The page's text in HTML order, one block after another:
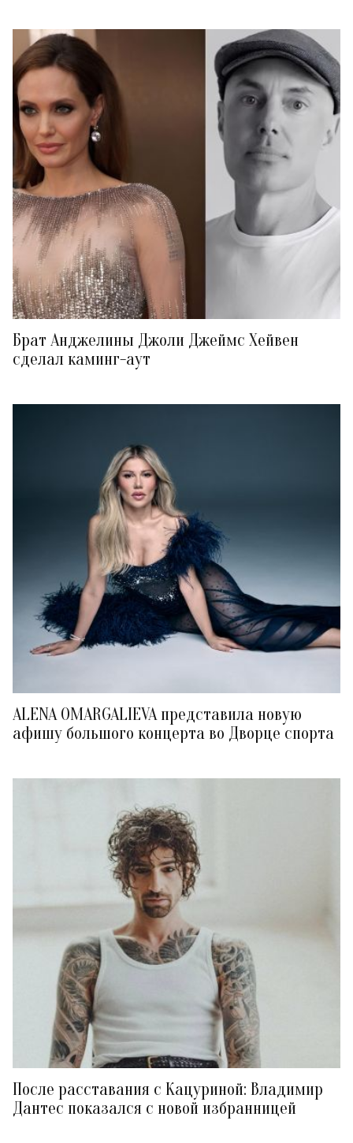
Брат Анджелины Джоли Джеймс Хейвен
сделал каминг-аут
ALENA OMARGALIEVA представила новую
афишу большого концерта во Дворце спорта
После расставания с Кацуриной: Владимир
Дантес показался с новой избранницей